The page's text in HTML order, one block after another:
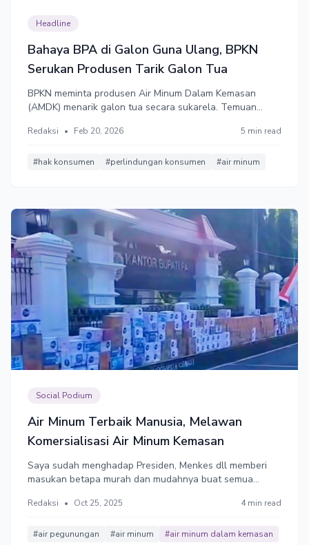
Headline
Bahaya BPA di Galon Guna Ulang, BPKN
Serukan Produsen Tarik Galon Tua
BPKN meminta produsen Air Minum Dalam Kemasan
(AMDK) menarik galon tua secara sukarela. Temuan
berisiko terpapar bahan kimia bahaya. Konsumen diimbau
sebelum digunakan.
Redaksi • Feb 20, 2026 5 min read
#hak konsumen #perlindungan konsumen #air minum
Social Podium
Air Minum Terbaik Manusia, Melawan
Komersialisasi Air Minum Kemasan
Saya sudah menghadap Presiden, Menkes dll memberi
masukan betapa murah dan mudahnya buat semua
pemimpin. Maka saat musim diare, semua terganggu, air
pun laris, meski mahal.
Redaksi • Oct 25, 2025 4 min read
#air pegunungan #air minum #air minum dalam kemasan